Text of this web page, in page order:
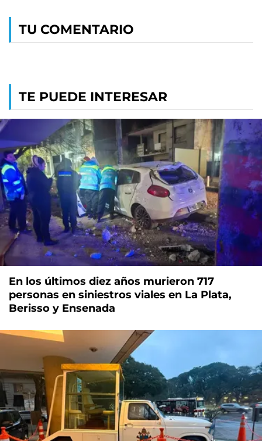
TU COMENTARIO
TE PUEDE INTERESAR
En los últimos diez años murieron 717
personas en siniestros viales en La Plata,
Berisso y Ensenada